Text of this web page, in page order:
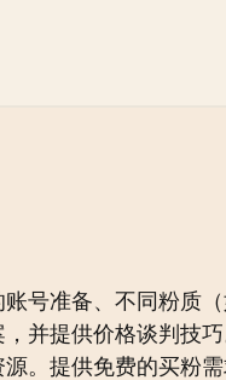
号准备、不同粉质
并提供价格谈判技
。提供免费的买粉